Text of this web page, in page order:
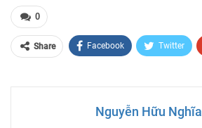
0
Share Facebook Twitter
Nguyễn Hữu Nghĩa